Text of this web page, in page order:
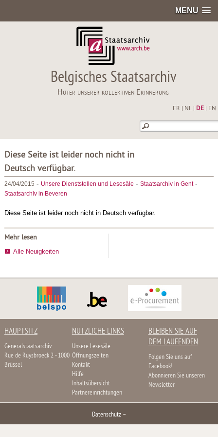
MENU
Belgisches Staatsarchiv
Hüter unserer kollektiven Erinnerung
FR NL| DE| EN
Diese Seite ist leider noch nicht in
Deutsch verfügbar.
24/04/2015 - Unsere Dienststellen und Lesesäle - Staatsarchiv in Gent-
Staatsarchiv in Beveren
Diese Seite ist leider noch nicht in Deutsch verfügbar.
Mehr lesen
Alle Neuigkeiten
HAUPTSITZ
Generalstaatsarchiv
Rue de Ruysbroeck 2 - 1000
Brüssel
NÜTZLICHE LINKS
Unsere Lesesäle
Öffnungszeiten
Kontakt
Hilfe
Inhaltsübersicht
Partnereinrichtungen
BLEIBEN SIE AUF
DEM LAUFENDEN
Folgen Sie uns auf
Facebook!
Abonnieren Sie unseren
Newsletter
Datenschutz –